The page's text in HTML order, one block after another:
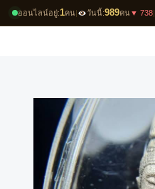
ออนไลน์อยู่:1คน| วันนี้:989คน▼ 738|
Skip
to